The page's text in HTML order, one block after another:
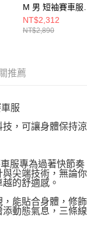
M 男 短袖賽車服
KF0161
NT$2,312
NT$2,890
推薦
服
，可讓身體保持涼
服專為過著快節奏
尖端技術，無論你
的舒適感。
能貼合身體，修飾
動態氣息，三條線